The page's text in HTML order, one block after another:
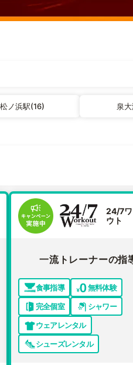
松ノ浜駅(16) 泉
24/7
ウト
一流トレーナーの指
食事指導
無料体験
完全個室
シャワー
ウェアレンタル
シューズレンタル